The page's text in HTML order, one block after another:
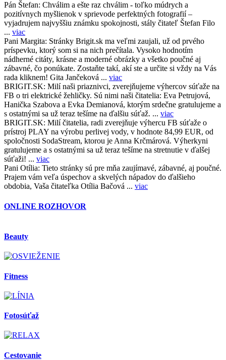
Pán Štefan: Chválim a ešte raz chválim - toľko múdrych a
pozitívnych myšlienok v sprievode perfektných fotografií –
vyjadrujem najvyššiu známku spokojnosti, stály čitateľ Štefan Filo
... viac
Pani Margita: Stránky Brigit.sk ma veľmi zaujali, už od prvého
príspevku, ktorý som si na nich prečítala. Vysoko hodnotím
nádherné citáty, krásne a moderné obrázky a všetko poučné aj
zábavné, čo ponúkate. Zostaňte takí, akí ste a určite si vždy na Vás
rada kliknem! Gita Jančeková ... viac
BRIGIT.SK: Milí naši priaznivci, zverejňujeme výhercov súťaže na
FB o tri elektrické žehličky. Sú nimi naši čitatelia: Eva Petrujová,
Hanička Szabova a Evka Demianová, ktorým srdečne gratulujeme a
s ostatnými sa už teraz tešíme na ďalšiu súťaž. ... viac
BRIGIT.SK: Milí čitatelia, radi zverejňuje výhercu FB súťaže o
prístroj PLAY na výrobu perlivej vody, v hodnote 84,99 EUR, od
spoločnosti SodaStream, ktorou je Anna Krčmárová. Výherkyni
gratulujeme a s ostatnými sa už teraz tešíme na stretnutie v ďalšej
súťaži! ... viac
Pani Otília: Tieto stránky sú pre mňa zaujímavé, zábavné, aj poučné.
Prajem vám veľa úspechov a skvelých nápadov do ďalšieho
obdobia, Vaša čitateľka Otília Bačová ... viac
ONLINE ROZHOVOR
Beauty
Fitness
Fotosúťaž
Cestovanie